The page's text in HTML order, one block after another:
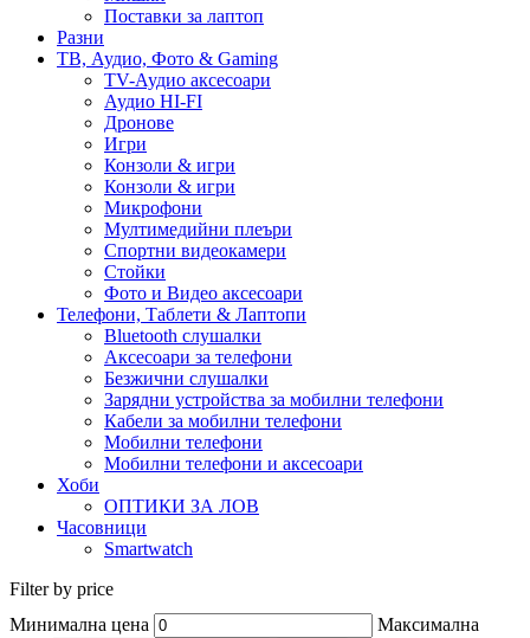
Поставки за лаптоп
Разни
ТВ, Аудио, Фото & Gaming
TV-Аудио аксесоари
Аудио HI-FI
Дронове
Игри
Конзоли & игри
Конзоли & игри
Микрофони
Мултимедийни плеъри
Спортни видеокамери
Стойки
Фото и Видео аксесоари
Телефони, Таблети & Лаптопи
Bluetooth слушалки
Аксесоари за телефони
Безжични слушалки
Зарядни устройства за мобилни телефони
Кабели за мобилни телефони
Мобилни телефони
Мобилни телефони и аксесоари
Хоби
ОПТИКИ ЗА ЛОВ
Часовници
Smartwatch
Filter by price
Минимална цена
Максимална